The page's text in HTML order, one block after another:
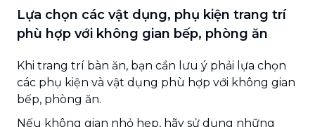
Lựa chọn các vật dụng, phụ kiện trang trí
phù hợp với không gian bếp, phòng ăn
Khi trang trí bàn ăn, bạn cần lưu ý phải lựa chọn
các phụ kiện và vật dụng phù hợp với không gian
bếp, phòng ăn.
Nếu không gian nhỏ hẹp, hãy sử dụng những